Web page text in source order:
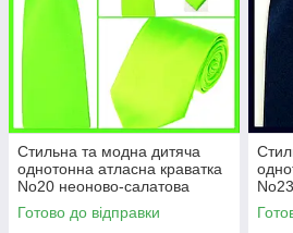
Стильна та модна дитяча
однотонна атласна краватка
No20 неоново-салатова
Готово до відправки